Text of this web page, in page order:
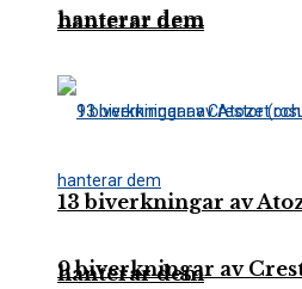
hanterar dem
9 biverkningar av
hanterar dem
13 biverkningar av
hanterar dem